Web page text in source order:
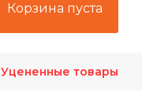
Корзина пуста
Уцененные товары